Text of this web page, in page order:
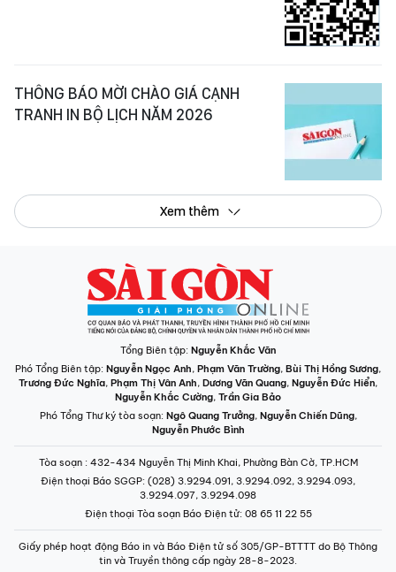
THÔNG BÁO MỜI CHÀO GIÁ CẠNH
TRANH IN BỘ LỊCH NĂM 2026
Xem thêm
Tổng Biên tập: Nguyễn Khắc Văn
Phó Tổng Biên tập: Nguyễn Ngọc Anh, Phạm Văn Trường, Bùi Thị Hồng Sương,
Trương Đức Nghĩa, Phạm Thị Vân Anh, Dương Văn Quang, Nguyễn Đức Hiển,
Nguyễn Khắc Cường, Trần Gia Bảo
Phó Tổng Thư ký tòa soạn: Ngô Quang Trưởng, Nguyễn Chiến Dũng,
Nguyễn Phước Bình
Tòa soạn : 432-434 Nguyễn Thị Minh Khai, Phường Bàn Cờ, TP.HCM
Điện thoại Báo SGGP: (028) 3.9294.091, 3.9294.092, 3.9294.093,
3.9294.097, 3.9294.098
Điện thoại Tòa soạn Báo Điện tử: 08 65 11 22 55
Giấy phép hoạt động Báo in và Báo Điện tử số 305/GP-BTTTT do Bộ Thông
tin và Truyền thông cấp ngày 28-8-2023.